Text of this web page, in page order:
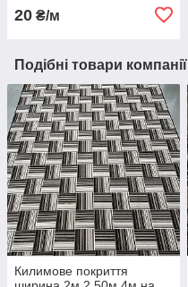
20 ₴/м
Подібні товари компанії
Килимове покриття